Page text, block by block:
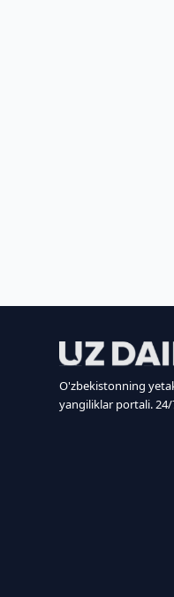
O'zbekistonning
yangiliklar portali.